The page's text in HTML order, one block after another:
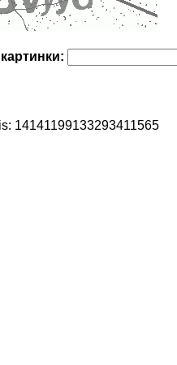
14141199133293411565